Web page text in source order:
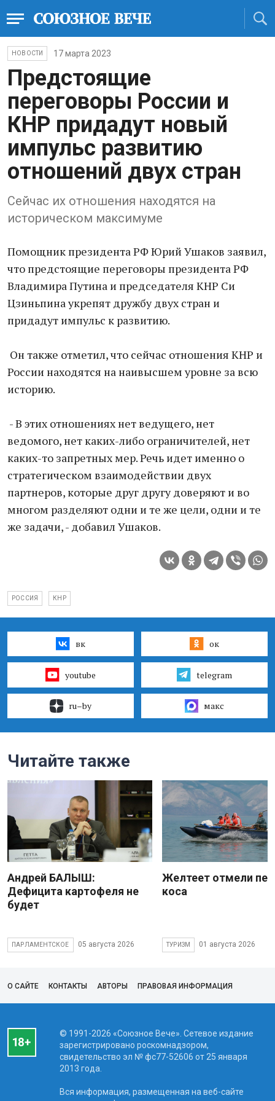
НОВОСТИ 17 марта 2023
Предстоящие
переговоры России и
КНР придадут новый
импульс развитию
отношений двух стран
Сейчас их отношения находятся на
историческом максимуме
Помощник президента РФ Юрий Ушаков заявил,
что предстоящие переговоры президента РФ
Владимира Путина и председателя КНР Си
Цзиньпина укрепят дружбу двух стран и
придадут импульс к развитию.
Он также отметил, что сейчас отношения КНР и
России находятся на наивысшем уровне за всю
историю.
- В этих отношениях нет ведущего, нет
ведомого, нет каких-либо ограничителей, нет
каких-то запретных мер. Речь идет именно о
стратегическом взаимодействии двух
партнеров, которые друг другу доверяют и во
многом разделяют одни и те же цели, одни и те
же задачи, - добавил Ушаков.
РОССИЯ КНР
вк ок
youtube telegram
ru–by макс
Читайте также
Андрей БАЛЫШ:
Дефицита картофеля не
будет
ПАРЛАМЕНТСКОЕ 05 августа 2026
Желтеет отмели
коса
ТУРИЗМ 01 августа 2026
О САЙТЕ КОНТАКТЫ АВТОРЫ ПРАВОВАЯ ИНФОРМАЦИЯ
© 1991-2026 «Союзное Вече». Сетевое издание
зарегистрировано роскомнадзором,
свидетельство эл № фc77-52606 от 25 января
2013 года.
Вся информация, размещенная на веб-сайте